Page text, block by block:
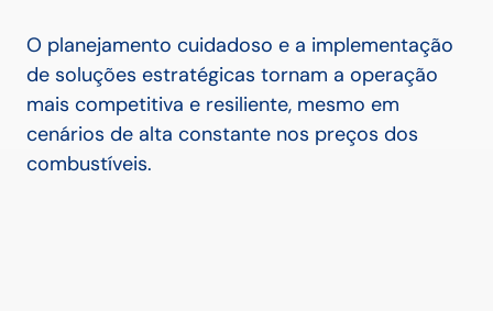
O planejamento cuidadoso e a implementação
de soluções estratégicas tornam a operação
mais competitiva e resiliente, mesmo em
cenários de alta constante nos preços dos
combustíveis.